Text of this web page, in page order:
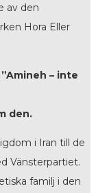
av den
Hora Eller
– inte
den.
i Iran till de
Vänsterpartiet.
familj i den